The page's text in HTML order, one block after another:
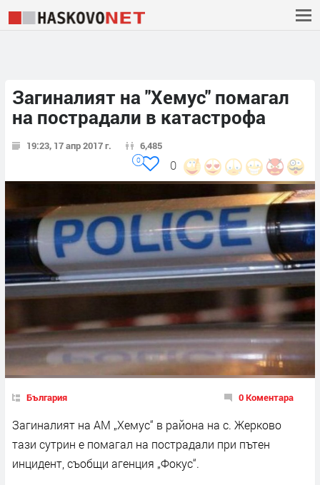
Загиналият на "Хемус" помагал
на пострадали в катастрофа
19:23, 17 апр 2017 г. 6,485
0
0
България 0 Коментара
Загиналият на АМ „Хемус“ в района на с. Жерково
тази сутрин е помагал на пострадали при пътен
инцидент, съобщи агенция „Фокус“.